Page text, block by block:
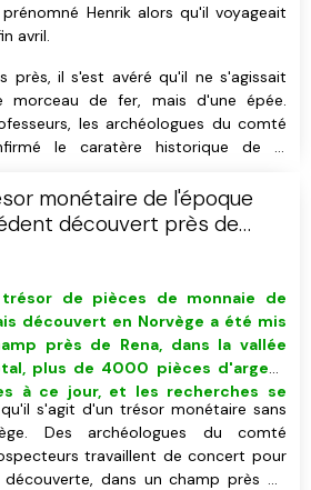
Henrik alors qu'il voyageait
avril.
près, il s'est avéré qu'il ne s'agissait
morceau de fer, mais d'une épée.
les archéologues du comté
le caratère historique de la
monétaire de l'époque
découvert près de
de pièces de monnaie de
découvert en Norvège a été mis
près de Rena, dans la vallée
plus de 4000 pièces d'argent
à ce jour, et les recherches se
s'agit d'un trésor monétaire sans
Des archéologues du comté
travaillent de concert pour
dans un champ près de